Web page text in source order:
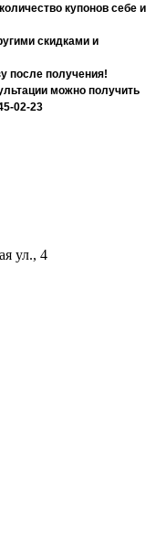
купонов себе и
скидками и
после получения!
можно получить
02-23
ул., 4